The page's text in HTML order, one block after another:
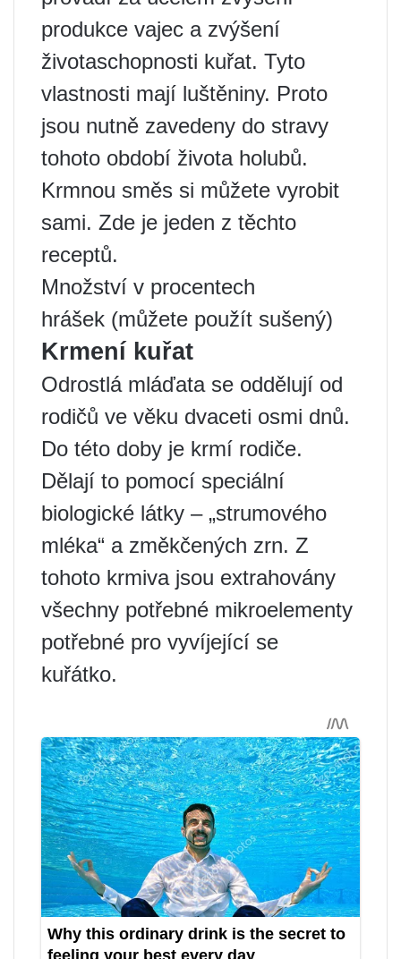
produkce vajec a zvýšení
životaschopnosti kuřat. Tyto
vlastnosti mají luštěniny. Proto
jsou nutně zavedeny do stravy
tohoto období života holubů.
Krmnou směs si můžete vyrobit
sami. Zde je jeden z těchto
receptů.
Množství v procentech
hrášek (můžete použít sušený)
Krmení kuřat
Odrostlá mláďata se oddělují od
rodičů ve věku dvaceti osmi dnů.
Do této doby je krmí rodiče.
Dělají to pomocí speciální
biologické látky – „strumového
mléka“ a změkčených zrn. Z
tohoto krmiva jsou extrahovány
všechny potřebné mikroelementy
potřebné pro vyvíjející se
kuřátko.